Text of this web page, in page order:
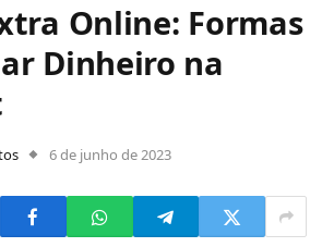
Online: Formas
Dinheiro na
6 de junho de 2023